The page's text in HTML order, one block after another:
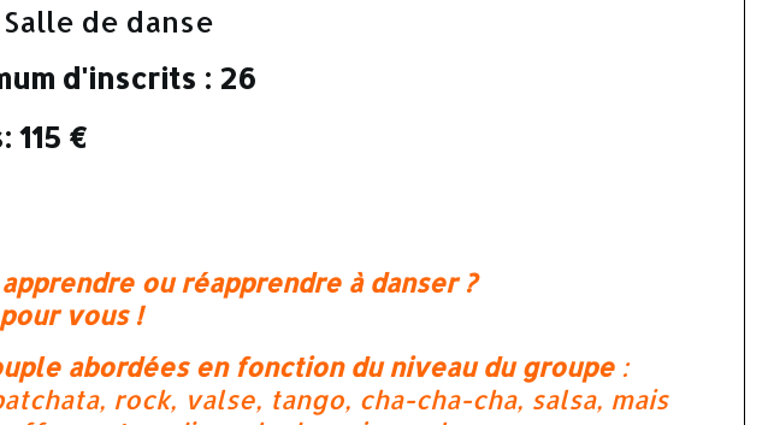
Salle de danse
d'inscrits : 26
115 €
ou réapprendre à danser ?
vous !
abordées en fonction du niveau du groupe:
rock, valse, tango, cha-cha-cha, salsa, mais